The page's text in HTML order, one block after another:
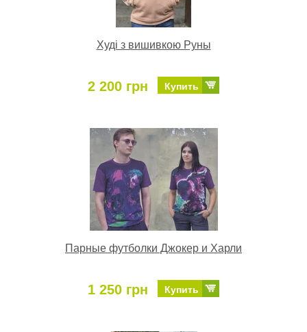
Худі з вишивкою Руны
2 200 грн Купить
Парные футболки Джокер и Харли
1 250 грн Купить